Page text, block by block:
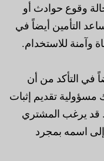
وقوع حوادث أو
التأمين أيضاً في
وآمنة للاستخدام.
في التأكد من أن
مسؤولية تقديم إثبات
قد يرغب المشتري
إلى اسمه بمجرد